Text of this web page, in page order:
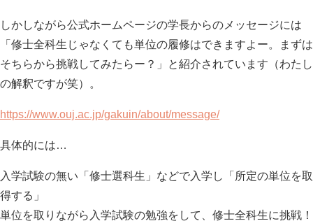
しかしながら公式ホームページの学長からのメッセージには
「修士全科生じゃなくても単位の履修はできますよー。まずは
そちらから挑戦してみたらー？」と紹介されています（わたし
の解釈ですが笑）。
https://www.ouj.ac.jp/gakuin/about/message/
具体的には…
入学試験の無い「修士選科生」などで入学し「所定の単位を取
得する」
単位を取りながら入学試験の勉強をして、修士全科生に挑戦！